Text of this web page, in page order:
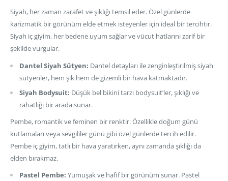
Siyah, her zaman zarafet ve şıklığı temsil eder. Özel günlerde
karizmatik bir görünüm elde etmek isteyenler için ideal bir tercihtir.
Siyah iç giyim, her bedene uyum sağlar ve vücut hatlarını zarif bir
şekilde vurgular.
Dantel Siyah Sütyen: Dantel detayları ile zenginleştirilmiş siyah
sütyenler, hem şık hem de gizemli bir hava katmaktadır.
Siyah Bodysuit: Düşük bel bikini tarzı bodysuit’ler, şıklığı ve
rahatlığı bir arada sunar.
Pembe, romantik ve feminen bir renktir. Özellikle doğum günü
kutlamaları veya sevgililer günü gibi özel günlerde tercih edilir.
Pembe iç giyim, tatlı bir hava yaratırken, aynı zamanda şıklığı da
elden bırakmaz.
Pastel Pembe: Yumuşak ve hafif bir görünüm sunar. Pastel